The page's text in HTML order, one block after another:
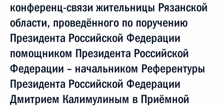
конференц-связи жительницы Рязанской
области, проведённого по поручению
Президента Российской Федерации
помощником Президента Российской
Федерации – начальником Референтуры
Президента Российской Федерации
Дмитрием Калимулиным в Приёмной